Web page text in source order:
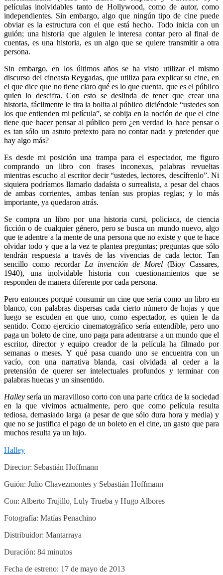
películas inolvidables tanto de Hollywood, como de autor, como
independientes. Sin embargo, algo que ningún tipo de cine puede
obviar es la estructura con el que está hecho. Todo inicia con un
guión; una historia que alguien le interesa contar pero al final de
cuentas, es una historia, es un algo que se quiere transmitir a otra
persona.
Sin embargo, en los últimos años se ha visto utilizar el mismo
discurso del cineasta Reygadas, que utiliza para explicar su cine, en
el que dice que no tiene claro qué es lo que cuenta, que es el público
quien lo descifra. Con esto se deslinda de tener que crear una
historia, fácilmente le tira la bolita al público diciéndole “ustedes son
los que entienden mi película”, se cobija en la noción de que el cine
tiene que hacer pensar al público pero ¿en verdad lo hace pensar o
es tan sólo un astuto pretexto para no contar nada y pretender que
hay algo más?
Es desde mi posición una trampa para el espectador, me figuro
comprando un libro con frases inconexas, palabras revueltas
mientras escucho al escritor decir “ustedes, lectores, descífrenlo”. Ni
siquiera podríamos llamarlo dadaísta o surrealista, a pesar del chaos
de ambas corrientes, ambas tenían sus propias reglas; y lo más
importante, ya quedaron atrás.
Se compra un libro por una historia cursi, policiaca, de ciencia
ficción o de cualquier género, pero se busca un mundo nuevo, algo
que te adentre a la mente de una persona que no existe y que te hace
olvidar todo y que a la vez te plantea preguntas; preguntas que sólo
tendrán respuesta a través de las vivencias de cada lector. Tan
sencillo como recordar La invención de Morel (Bioy Cassares,
1940), una inolvidable historia con cuestionamientos que se
responden de manera diferente por cada persona.
Pero entonces porqué consumir un cine que sería como un libro en
blanco, con palabras dispersas cada cierto número de hojas y que
luego se escuden en que uno, como espectador, es quien le da
sentido. Como ejercicio cinematográfico sería entendible, pero uno
paga un boleto de cine, uno paga para adentrarse a un mundo que el
escritor, director y equipo creador de la película ha filmado por
semanas o meses. Y qué pasa cuando uno se encuentra con un
vacío, con una narrativa blanda, casi olvidada al ceder a la
pretensión de querer ser intelectuales profundos y terminar con
palabras huecas y un sinsentido.
Halley sería un maravilloso corto con una parte crítica de la sociedad
en la que vivimos actualmente, pero que como película resulta
tediosa, demasiado larga (a pesar de que sólo dura hora y media) y
que no se justifica el pago de un boleto en el cine, un gasto que para
muchos resulta ya un lujo.
Halley
Director: Sebastián Hoffmann
Guión: Julio Chavezmontes y Sebastián Hoffmann
Con: Alberto Trujillo, Luly Trueba y Hugo Albores
Fotografía: Matías Penachino
Distribuidor: Mantarraya
Duración: 84 minutos
Fecha de estreno: 17 de mayo de 2013